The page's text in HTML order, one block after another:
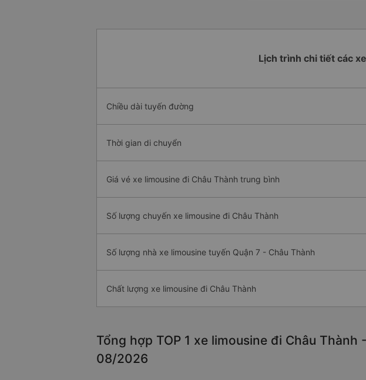
Lịch trình chi tiết các
Chiều dài tuyến đường
Thời gian di chuyển
Giá vé xe limousine đi Châu Thành trung bình
Số lượng chuyến xe limousine đi Châu Thành
Số lượng nhà xe limousine tuyến Quận 7 - Châu Thành
Chất lượng xe limousine đi Châu Thành
Tổng hợp TOP 1 xe limousine đi Châu
08/2026